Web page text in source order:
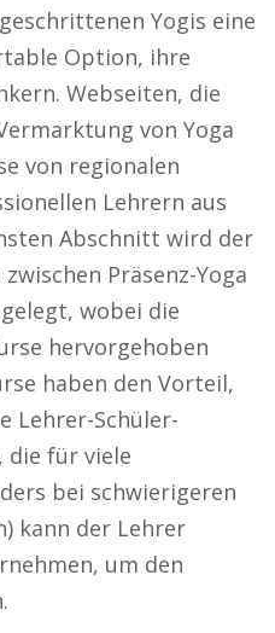
Yogis eine
Option, ihre
Webseiten, die
von Yoga
von regionalen
Lehrern aus
Abschnitt wird der
Präsenz-Yoga
wobei die
hervorgehoben
haben den Vorteil,
Lehrer-Schüler-
die für viele
bei schwierigeren
kann der Lehrer
um den